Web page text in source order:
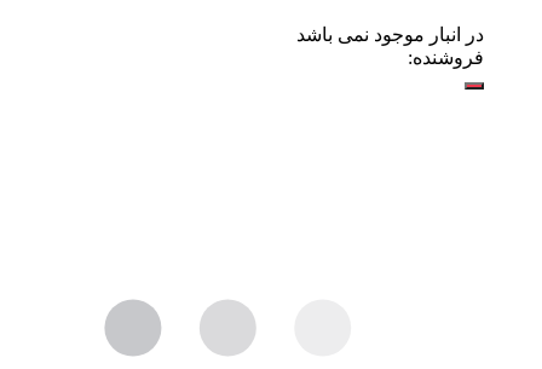
در انبار موجود نمی باشد
فروشنده: